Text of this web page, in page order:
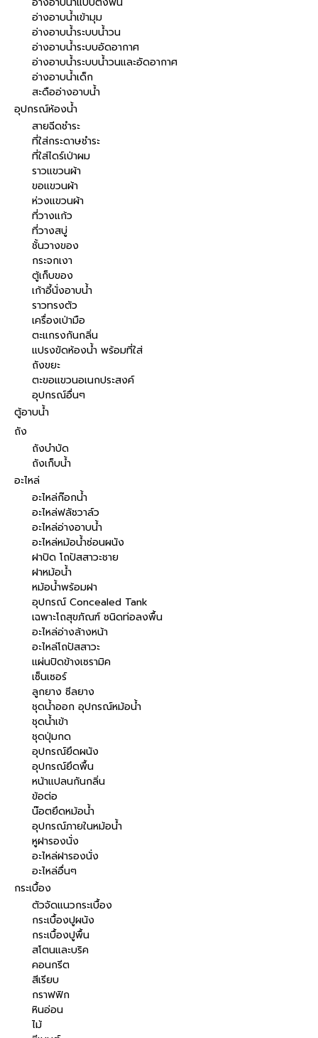
อ่างอาบน้ำเข้ามุม
อ่างอาบน้ำระบบน้ำวน
อ่างอาบน้ำระบบอัดอากาศ
อ่างอาบน้ำระบบน้ำวนและอัดอากาศ
อ่างอาบน้ำเด็ก
สะดืออ่างอาบน้ำ
อุปกรณ์ห้องน้ำ
สายฉีดชำระ
ที่ใส่กระดาษชำระ
ที่ใส่ไดร์เป่าผม
ราวแขวนผ้า
ขอแขวนผ้า
ห่วงแขวนผ้า
ที่วางแก้ว
ที่วางสบู่
ชั้นวางของ
กระจกเงา
ตู้เก็บของ
เก้าอี้นั่งอาบน้ำ
ราวทรงตัว
เครื่องเป่ามือ
ตะแกรงกันกลิ่น
แปรงขัดห้องน้ำ พร้อมที่ใส่
ถังขยะ
ตะขอแขวนอเนกประสงค์
อุปกรณ์อื่นๆ
ตู้อาบน้ำ
ถัง
ถังบำบัด
ถังเก็บน้ำ
อะไหล่
อะไหล่ก๊อกน้ำ
อะไหล่ฟลัชวาล์ว
อะไหล่อ่างอาบน้ำ
อะไหล่หม้อน้ำซ่อนผนัง
ฝาปิด โถปัสสาวะชาย
ฝาหม้อน้ำ
หม้อน้ำพร้อมฝา
อุปกรณ์ Concealed Tank
เฉพาะโถสุขภัณฑ์ ชนิดท่อลงพื้น
อะไหล่อ่างล้างหน้า
อะไหล่โถปัสสาวะ
แผ่นปิดข้างเซรามิค
เซ็นเซอร์
ลูกยาง ซีลยาง
ชุดน้ำออก อุปกรณ์หม้อน้ำ
ชุดน้ำเข้า
ชุดปุ่มกด
อุปกรณ์ยึดผนัง
อุปกรณ์ยึดพื้น
หน้าแปลนกันกลิ่น
ข้อต่อ
น๊อตยึดหม้อน้ำ
อุปกรณ์ภายในหม้อน้ำ
หูฝารองนั่ง
อะไหล่ฝารองนั่ง
อะไหล่อื่นๆ
กระเบื้อง
ตัวจัดแนวกระเบื้อง
กระเบื้องปูผนัง
กระเบื้องปูพื้น
สโตนและบริค
คอนกรีต
สีเรียบ
กราฟฟิก
หินอ่อน
ไม้